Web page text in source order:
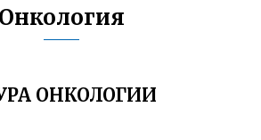
Онкология
ОНКОЛОГИИ